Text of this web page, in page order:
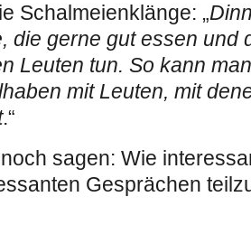
Schalmeienklänge: „
die gerne gut essen und
Leuten tun. So kann
mit Leuten, mit
.“
sagen: Wie
Gesprächen